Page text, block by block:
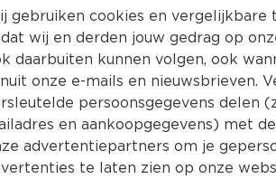
gebruiken cookies en vergelijkbare
wij en derden jouw gedrag op
daarbuiten kunnen volgen, ook
onze e-mails en nieuwsbrieven.
persoonsgegevens delen
en aankoopgegevens) met
advertentiepartners om je
te laten zien op onze